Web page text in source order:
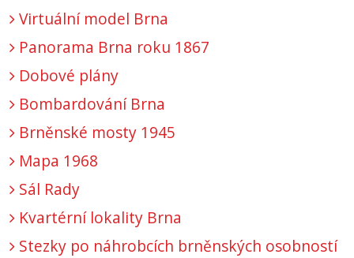
Virtuální model Brna
Panorama Brna roku 1867
Dobové plány
Bombardování Brna
Brněnské mosty 1945
Mapa 1968
Sál Rady
Kvartérní lokality Brna
Stezky po náhrobcích brněnských osobností